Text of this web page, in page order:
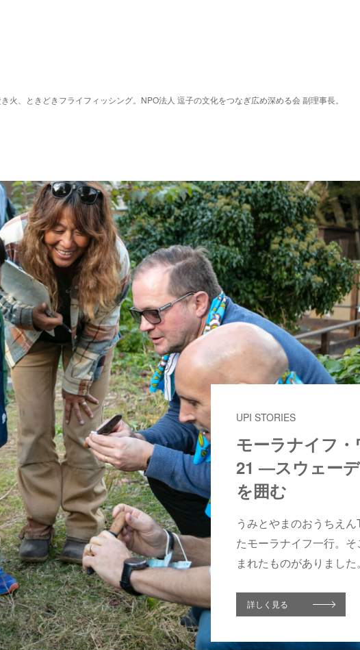
火、ときどきフライフィッシング。NPO法人 逗子の文化をつなぎ広め深める会 副理事長。
UPI STORIES
モーラナイフ
21 ―スウェー
を囲む
うみとやまのおうちえ
たモーラナイフ一行。
まれたものがありました。
詳しく見る